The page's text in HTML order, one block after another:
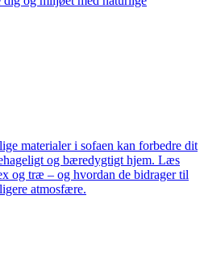
materialer i sofaen kan forbedre dit
og bæredygtigt hjem. Læs
og træ – og hvordan de bidrager til
atmosfære.